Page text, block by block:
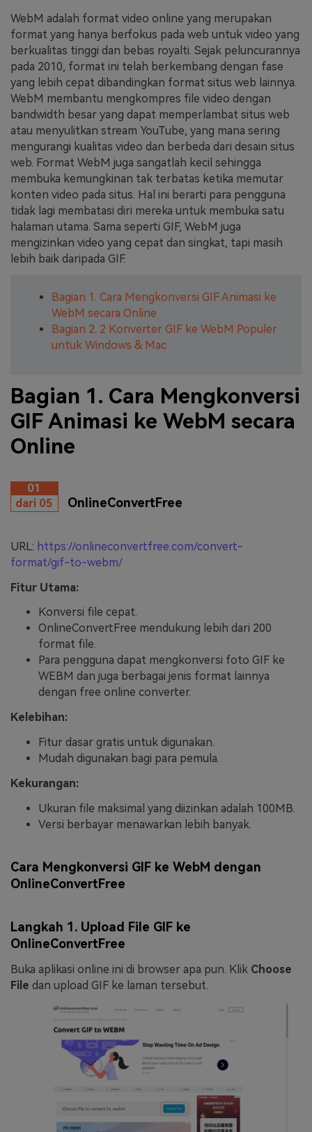
FAQs Hubungi Kami
Tips & Tutorial AI
Postingan Terbaru
Jelajahi Lebih Banyak >>
Masuk
Berkreasi dengan AI
WebM adalah format video online yang merupakan
format yang hanya berfokus pada web untuk video yang
berkualitas tinggi dan bebas royalti. Sejak peluncurannya
pada 2010, format ini telah berkembang dengan fase
yang lebih cepat dibandingkan format situs web lainnya.
WebM membantu mengkompres file video dengan
bandwidth besar yang dapat memperlambat situs web
atau menyulitkan stream YouTube, yang mana sering
mengurangi kualitas video dan berbeda dari desain situs
web. Format WebM juga sangatlah kecil sehingga
membuka kemungkinan tak terbatas ketika memutar
konten video pada situs. Hal ini berarti para pengguna
tidak lagi membatasi diri mereka untuk membuka satu
halaman utama. Sama seperti GIF, WebM juga
mengizinkan video yang cepat dan singkat, tapi masih
lebih baik daripada GIF.
Bagian 1. Cara Mengkonversi GIF Animasi ke
WebM secara Online
Bagian 2. 2 Konverter GIF ke WebM Populer
untuk Windows & Mac
Bagian 1. Cara Mengkonversi
GIF Animasi ke WebM secara
Online
01
dari 05
OnlineConvertFree
URL: https://onlineconvertfree.com/convert-
format/gif-to-webm/
Fitur Utama:
Konversi file cepat.
OnlineConvertFree mendukung lebih dari 200
format file.
Para pengguna dapat mengkonversi foto GIF ke
WEBM dan juga berbagai jenis format lainnya
dengan free online converter.
Kelebihan:
Fitur dasar gratis untuk digunakan.
Mudah digunakan bagi para pemula.
Kekurangan:
Ukuran file maksimal yang diizinkan adalah 100MB.
Versi berbayar menawarkan lebih banyak.
Cara Mengkonversi GIF ke WebM dengan
OnlineConvertFree
Langkah 1. Upload File GIF ke
OnlineConvertFree
Buka aplikasi online ini di browser apa pun. Klik Choose
File dan upload GIF ke laman tersebut.